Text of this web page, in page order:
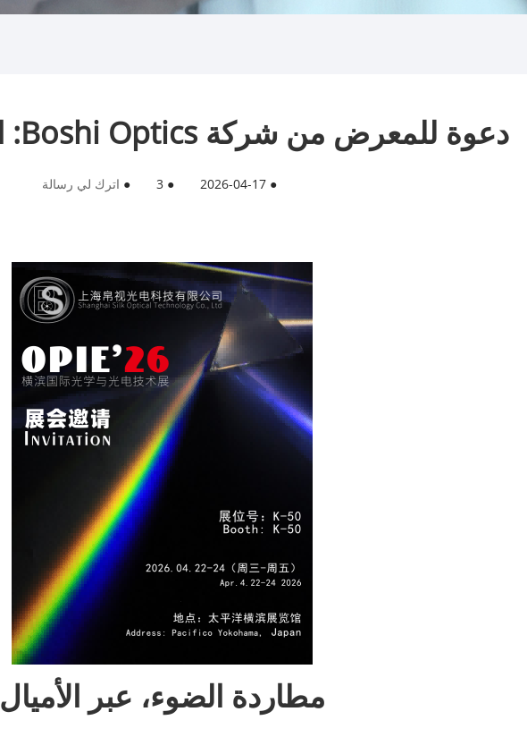
دعوة للمعرض من شركة Boshi Optics: اليابان OPIE'26
●
2026-04-17
●
3
● اترك لي رسالة
مطاردة الضوء، عبر الأميال